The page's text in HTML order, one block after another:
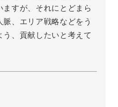
ますが、それにとどまら
、エリア戦略などをう
う、貢献したいと考えて